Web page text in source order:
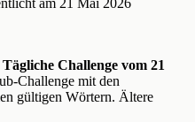
am 21 Mai 2026
Challenge vom 21
Challenge mit den
gültigen Wörtern. Ältere